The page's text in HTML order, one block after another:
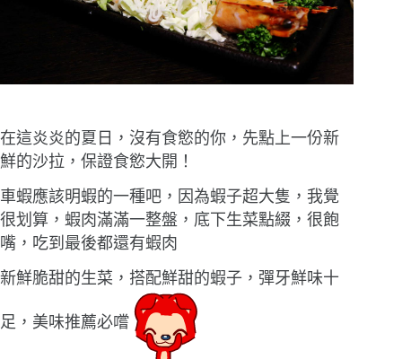
在這炎炎的夏日，沒有食慾的你，先點上一份新
鮮的沙拉，保證食慾大開！
車蝦應該明蝦的一種吧，因為蝦子超大隻，我覺
很划算，蝦肉滿滿一整盤，底下生菜點綴，很飽
嘴，吃到最後都還有蝦肉
新鮮脆甜的生菜，搭配鮮甜的蝦子，彈牙鮮味十
足，美味推薦必嚐